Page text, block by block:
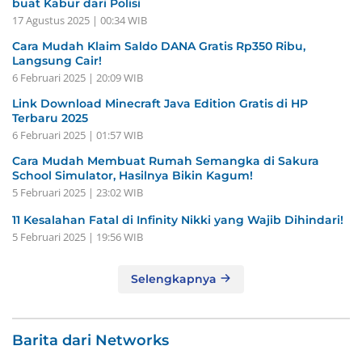
buat Kabur dari Polisi
17 Agustus 2025 | 00:34 WIB
Cara Mudah Klaim Saldo DANA Gratis Rp350 Ribu,
Langsung Cair!
6 Februari 2025 | 20:09 WIB
Link Download Minecraft Java Edition Gratis di HP
Terbaru 2025
6 Februari 2025 | 01:57 WIB
Cara Mudah Membuat Rumah Semangka di Sakura
School Simulator, Hasilnya Bikin Kagum!
5 Februari 2025 | 23:02 WIB
11 Kesalahan Fatal di Infinity Nikki yang Wajib Dihindari!
5 Februari 2025 | 19:56 WIB
Selengkapnya
Barita dari Networks